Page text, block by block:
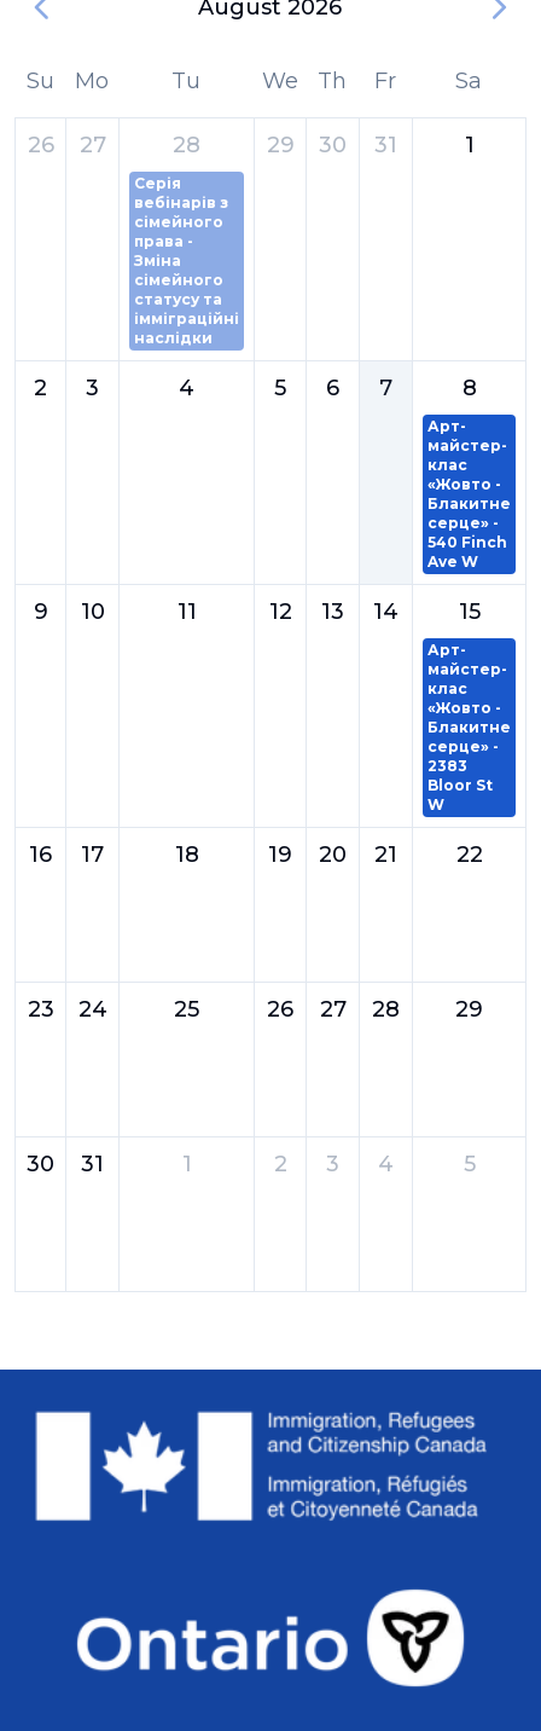
August 2026
Su Mo Tu We Th Fr Sa
26 27 28
Серія
вебінарів з
сімейного
права -
Зміна
сімейного
статусу та
імміграційні
наслідки
29 30 31 1
2 3 4 5 6 7 8
Арт-
майстер-
клас
«Жовто -
Блакитне
серце» -
540 Finch
Ave W
9 10 11 12 13 14 15
Арт-
майстер-
клас
«Жовто -
Блакитне
серце» -
2383
Bloor St
W
16 17 18 19 20 21 22
23 24 25 26 27 28 29
30 31 1 2 3 4 5